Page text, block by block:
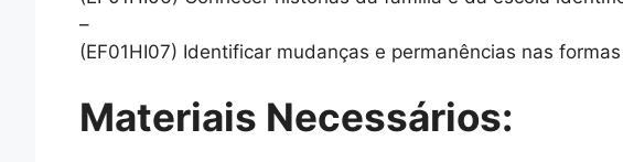
–
(EF01HI07) Identificar mudanças e permanências nas
Materiais Necessários: